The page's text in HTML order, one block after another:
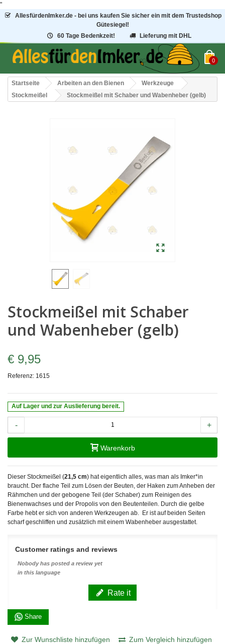
"
AllesfürdenImker.de - bei uns kaufen Sie sicher ein mit dem Trustedshop
Gütesiegel!
60 Tage Bedenkzeit!
Lieferung mit DHL
0
Startseite Arbeiten an den Bienen
Werkzeuge
Stockmeißel
Stockmeißel mit Schaber und Wabenheber (gelb)
Stockmeißel mit Schaber
und Wabenheber (gelb)
€ 9,95
Referenz: 1615
Auf Lager und zur Auslieferung bereit.
- +
Warenkorb
Dieser Stockmeißel (21,5 cm) hat eigentlich alles, was man als Imker*in
braucht. Der flache Teil zum Lösen der Beuten, der Haken zum Anheben der
Rähmchen und der gebogene Teil (der Schaber) zum Reinigen des
Bienenwachses und der Propolis von den Beutenteilen. Durch die gelbe
Farbe hebt er sich von anderen Werkzeugen ab. Er ist auf beiden Seiten
scharf geschliffen und zusätzlich mit einem Wabenheber ausgestattet.
Customer ratings and reviews
Nobody has posted a review yet
in this language
Rate it
Share
Zur Wunschliste hinzufügen
Zum Vergleich hinzufügen